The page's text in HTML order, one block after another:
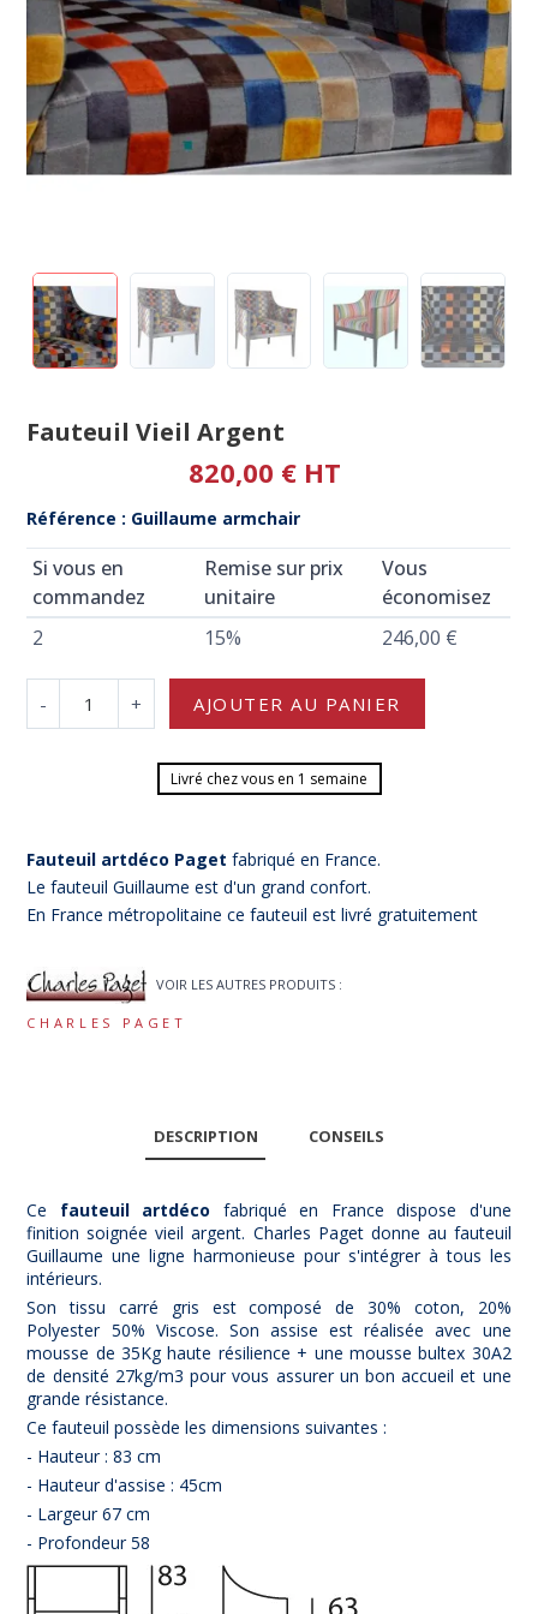
Fauteuil Vieil Argent
820,00 € HT
Référence : Guillaume armchair
Si vous en
commandez
Remise sur prix
unitaire
Vous
économisez
2
15% 246,00 €
- + AJOUTER AU PANIER
Livré chez vous en 1 semaine
Fauteuil artdéco Paget fabriqué en France.
Le fauteuil Guillaume est d'un grand confort.
En France métropolitaine ce fauteuil est livré gratuitement
VOIR LES AUTRES PRODUITS :
CHARLES PAGET
DESCRIPTION CONSEILS
Ce fauteuil artdéco fabriqué en France dispose d'une
finition soignée vieil argent. Charles Paget donne au fauteuil
Guillaume une ligne harmonieuse pour s'intégrer à tous les
intérieurs.
Son tissu carré gris est composé de 30% coton, 20%
Polyester 50% Viscose. Son assise est réalisée avec une
mousse de 35Kg haute résilience + une mousse bultex 30A2
de densité 27kg/m3 pour vous assurer un bon accueil et une
grande résistance.
Ce fauteuil possède les dimensions suivantes :
- Hauteur : 83 cm
- Hauteur d'assise : 45cm
- Largeur 67 cm
- Profondeur 58